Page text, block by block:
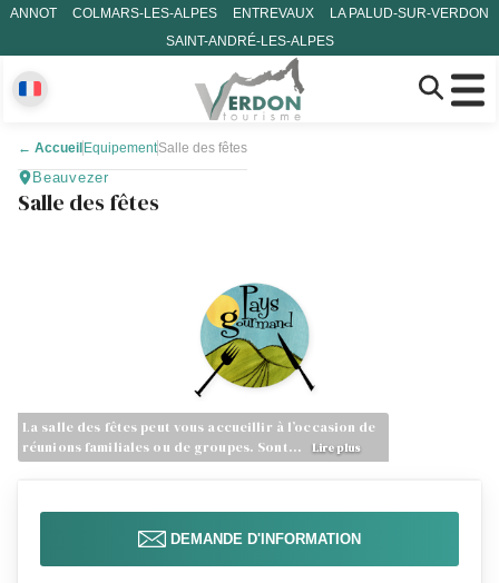
ANNOT COLMARS-LES-ALPES ENTREVAUX
LA PALUD-SUR-VERDON
SAINT-ANDRÉ-LES-ALPES
← Accueil EquipementSalle des fêtes
Beauvezer
Salle des fêtes
La salle des fêtes peut vous accueillir à l’occasion de
réunions familiales ou de groupes. Sont…
Lire plus
DEMANDE D'INFORMATION